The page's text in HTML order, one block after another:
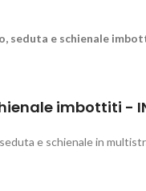
seduta e schienale
imbottiti -
e schienale in